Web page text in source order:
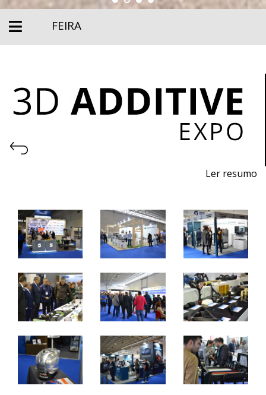
FEIRA
Ler resumo
De7 a 9 de novembro 2024 - EXPOSALÃO, Batalha
De quinta a sábado, 10h às 19h